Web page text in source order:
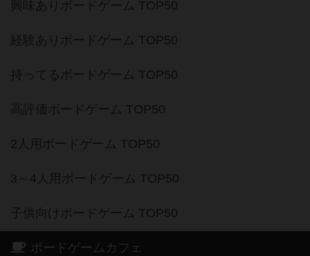
興味ありボードゲーム TOP50
経験ありボードゲーム TOP50
持ってるボードゲーム TOP50
高評価ボードゲーム TOP50
2人用ボードゲーム TOP50
3～4人用ボードゲーム TOP50
子供向けボードゲーム TOP50
ボードゲームカフェ